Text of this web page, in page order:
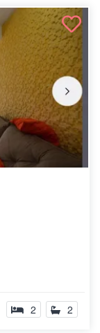
2 2